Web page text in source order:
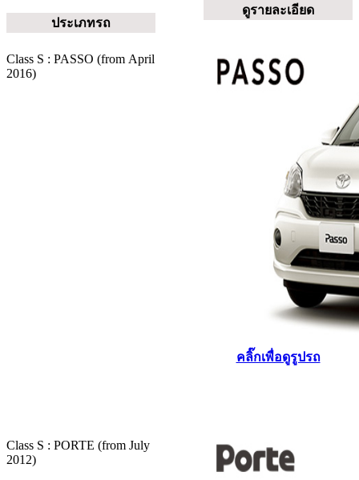
ประเภทรถ
ดูรายละเอียด
Class S : PASSO (from April
2016)
คลิ๊กเพื่อดูรูปรถ
Class S : PORTE (from July
2012)